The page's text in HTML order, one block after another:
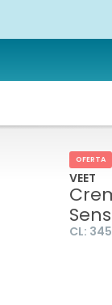
OFERTA
VEET
CL: